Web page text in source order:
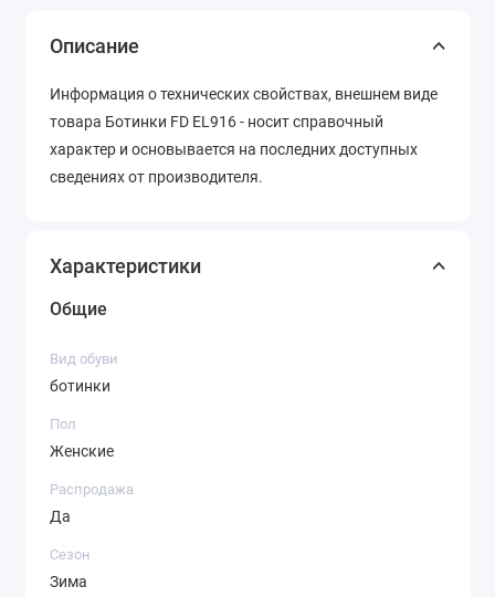
Описание
Информация о технических свойствах, внешнем виде
товара Ботинки FD EL916 - носит справочный
характер и основывается на последних доступных
сведениях от производителя.
Характеристики
Общие
Вид обуви
ботинки
Пол
Женские
Распродажа
Да
Сезон
Зима